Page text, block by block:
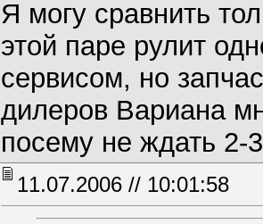
Я могу сравнить
этой паре рулит
сервисом, но
дилеров Вариана
посему не ждать 2-
11.07.2006 // 10:01:58